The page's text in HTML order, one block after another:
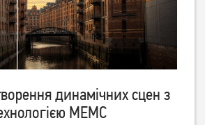
динамічних сцен з
MEMC